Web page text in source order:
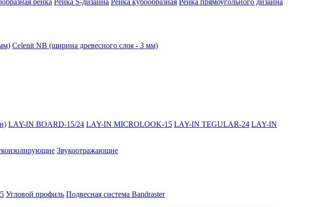
рейка Рейка S-дизайна Рейка кубообразная Рейка прямоугольного дизайна
Celenit NB (ширина древесного слоя - 3 мм)
LAY-IN BOARD-15/24 LAY-IN MICROLOOK-15 LAY-IN TEGULAR-24 LAY-IN
Звукоотражающие
Угловой профиль Подвесная система Bandraster